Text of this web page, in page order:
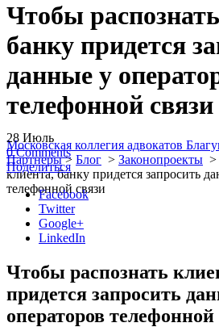
Чтобы
банку придется
данные у
телефонной связи
Московская коллегия адвокатов
Партнеры> Блог > Законопроекты >
клиента, банку придется запросить
телефонной связи
28 Июль
0 Comments
Поделиться
Facebook
Twitter
Google+
LinkedIn
Чтобы распознать
придется запросить
операторов телефонной